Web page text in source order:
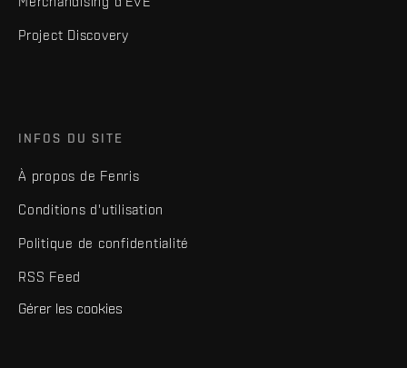
Project Discovery
INFOS DU SITE
À propos de Fenris
Conditions d'utilisation
Politique de confidentialité
RSS Feed
Gérer les cookies